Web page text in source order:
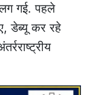
गई. पहले
डेब्यू कर रहे